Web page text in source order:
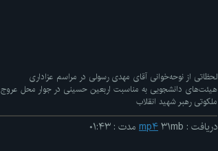
لحظاتی از نوحه‌خوانی آقای مهدی رسولی در مراسم عزاداری
هیئت‌های دانشجویی به مناسبت اربعین حسینی در جوار محل عروج
ملکوتی رهبر شهید انقلاب
دریافت : mp۴۳۱mb مدت : ۰۱:۴۳